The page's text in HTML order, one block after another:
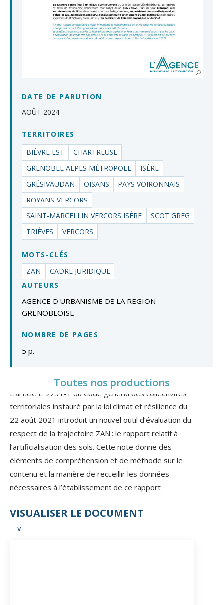
DATE DE PARUTION
AOÛT 2024
TERRITOIRES
BIÈVRE EST
CHARTREUSE
GRENOBLE ALPES MÉTROPOLE
ISÈRE
GRÉSIVAUDAN
OISANS
PAYS VOIRONNAIS
ROYANS-VERCORS
SAINT-MARCELLIN VERCORS ISÈRE
SCOT GREG
TRIÈVES
VERCORS
MOTS-CLÉS
ZAN
CADRE JURIDIQUE
AUTEURS
AGENCE D'URBANISME DE LA REGION
GRENOBLOISE
NOMBRE DE PAGES
5 p.
Toutes nos productions
L’article L. 2231-1 du Code général des collectivités
territoriales instauré par la loi climat et résilience du
22 août 2021 introduit un nouvel outil d’évaluation du
respect de la trajectoire ZAN : le rapport relatif à
l’artificialisation des sols. Cette note donne des
éléments de compréhension et de méthode sur le
contenu et la manière de recueillir les données
nécessaires à l’établissement de ce rapport
VISUALISER LE DOCUMENT